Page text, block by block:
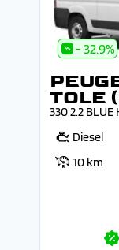
- 32.9%
TOLE
330 2.2 BLUE
Diesel
10 km